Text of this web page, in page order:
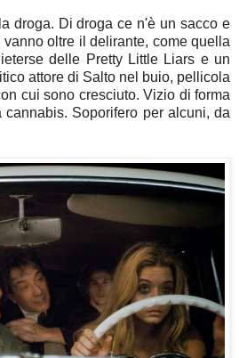
droga. Di droga ce n'è un sacco e
oltre il delirante, come quella
delle Pretty Little Liars e un
attore di Salto nel buio, pellicola
cui sono cresciuto. Vizio di forma
Soporifero per alcuni, da